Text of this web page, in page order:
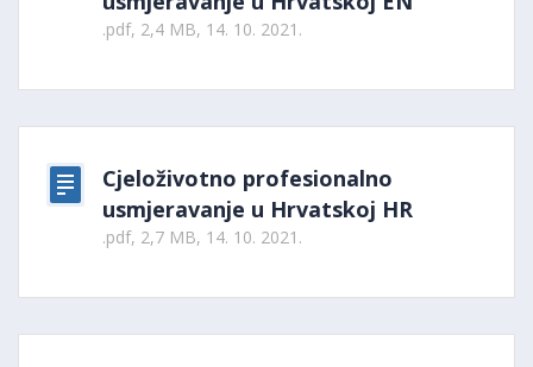
.pdf, 2,4 MB, 14. 10. 2021.
Cjeloživotno profesionalno
usmjeravanje u Hrvatskoj HR
.pdf, 2,7 MB, 14. 10. 2021.